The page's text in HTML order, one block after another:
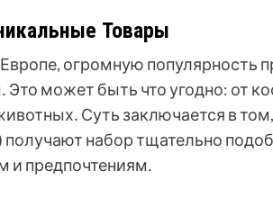
Товары
огромную популярность
Это может быть что угодно: от
Суть заключается в
набор тщательно
и предпочтениям․